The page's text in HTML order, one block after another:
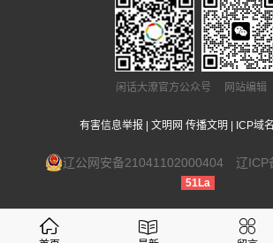
闲话大潦官方公众号 网站编辑
有害信息举报 | 文明网 传播文明 | ICP域
辽公网安备21041102000404 辽ICP
51La